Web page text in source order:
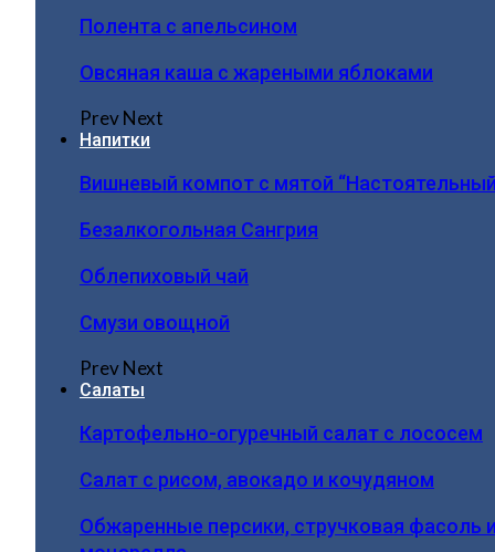
Полента с апельсином
Овсяная каша с жареными яблоками
PrevNext
Напитки
Вишневый компот с мятой
Безалкогольная Сангрия
Облепиховый чай
Смузи овощной
PrevNext
Салаты
Картофельно-огуречный салат с лососем
Салат с рисом, авокадо и кочудяном
Обжаренные персики, стручковая фасоль